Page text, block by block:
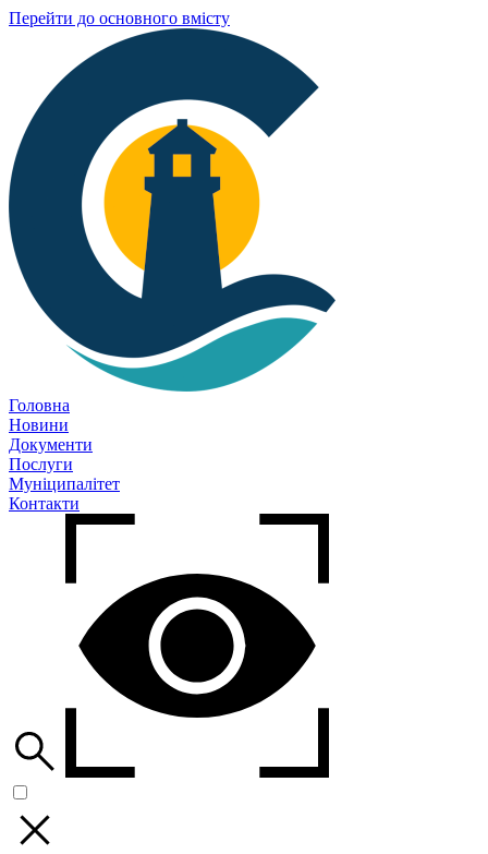
Перейти до основного вмісту
Головна
Новини
Документи
Послуги
Муніципалітет
Контакти